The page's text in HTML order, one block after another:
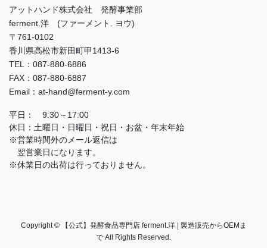
アットハンド株式会社 発酵事業部
ferment.洋 (ファーメント. ヨウ)
〒761-0102
香川県高松市新田町甲1413-6
TEL：087-880-6886
FAX：087-880-6887
Email：at-hand@ferment-y.com
平日： 9:30～17:00
休日：土曜日・日曜日・祝日・お盆・年末年始
※営業時間外のメール返信は
翌営業日になります。
※休業日の出荷は行っておりません。
Copyright © 【公式】発酵食品専門店 ferment.洋 | 製造販売からOEMま
で All Rights Reserved.